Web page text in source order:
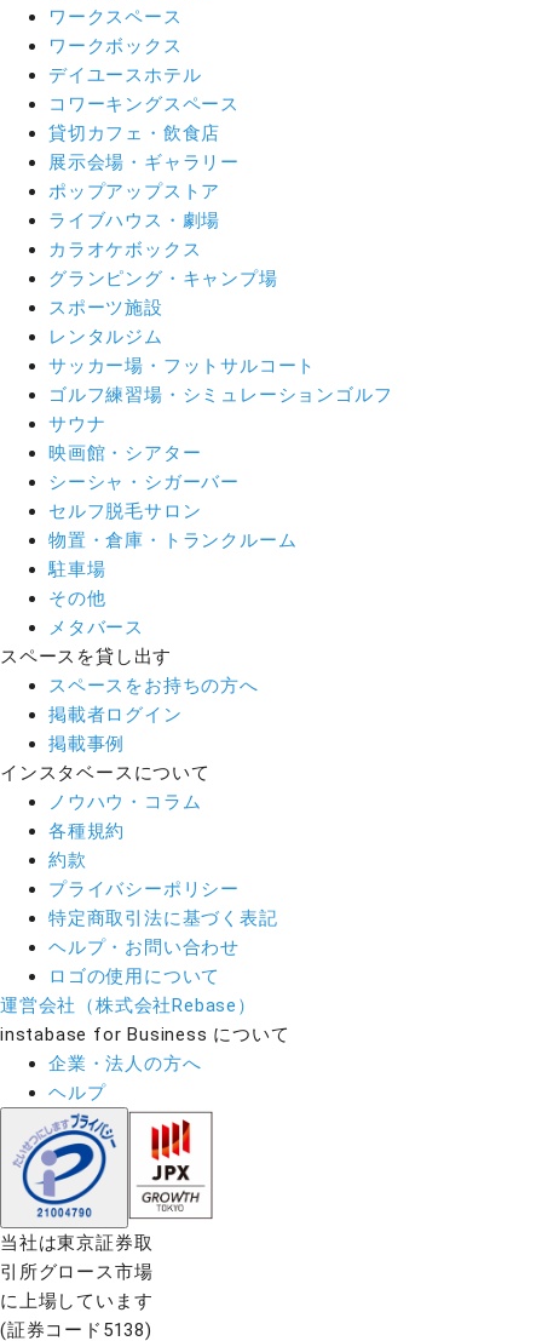
ワークスペース
ワークボックス
デイユースホテル
コワーキングスペース
貸切カフェ・飲食店
展示会場・ギャラリー
ポップアップストア
ライブハウス・劇場
カラオケボックス
グランピング・キャンプ場
スポーツ施設
レンタルジム
サッカー場・フットサルコート
ゴルフ練習場・シミュレーションゴルフ
サウナ
映画館・シアター
シーシャ・シガーバー
セルフ脱毛サロン
物置・倉庫・トランクルーム
駐車場
その他
メタバース
スペースを貸し出す
スペースをお持ちの方へ
掲載者ログイン
掲載事例
インスタベースについて
ノウハウ・コラム
各種規約
約款
プライバシーポリシー
特定商取引法に基づく表記
ヘルプ・お問い合わせ
ロゴの使用について
運営会社（株式会社Rebase）
instabase for Business について
企業・法人の方へ
ヘルプ
当社は東京証券取
引所グロース市場
に上場しています
(証券コード5138)